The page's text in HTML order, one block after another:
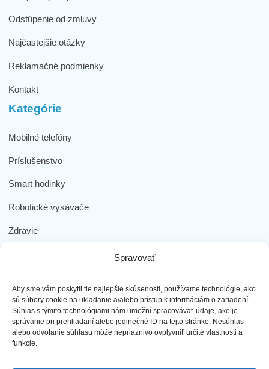
Spravovať
Aby sme vám poskytli tie najlepšie skúsenosti, používame technológie, ako
sú súbory cookie na ukladanie a/alebo prístup k informáciám o zariadení.
Súhlas s týmito technológiami nám umožní spracovávať údaje, ako je
správanie pri prehliadaní alebo jedinečné ID na tejto stránke. Nesúhlas
alebo odvolanie súhlasu môže nepriaznivo ovplyvniť určité vlastnosti a
funkcie.
Odstúpenie od zmluvy
Najčastejšie otázky
Reklamačné podmienky
Kontakt
Kategórie
Mobilné telefóny
Príslušenstvo
Smart hodinky
Robotické vysávače
Zdravie
Dôležité odkazy
Obchodné podmienky
Ochrana osobných údajov